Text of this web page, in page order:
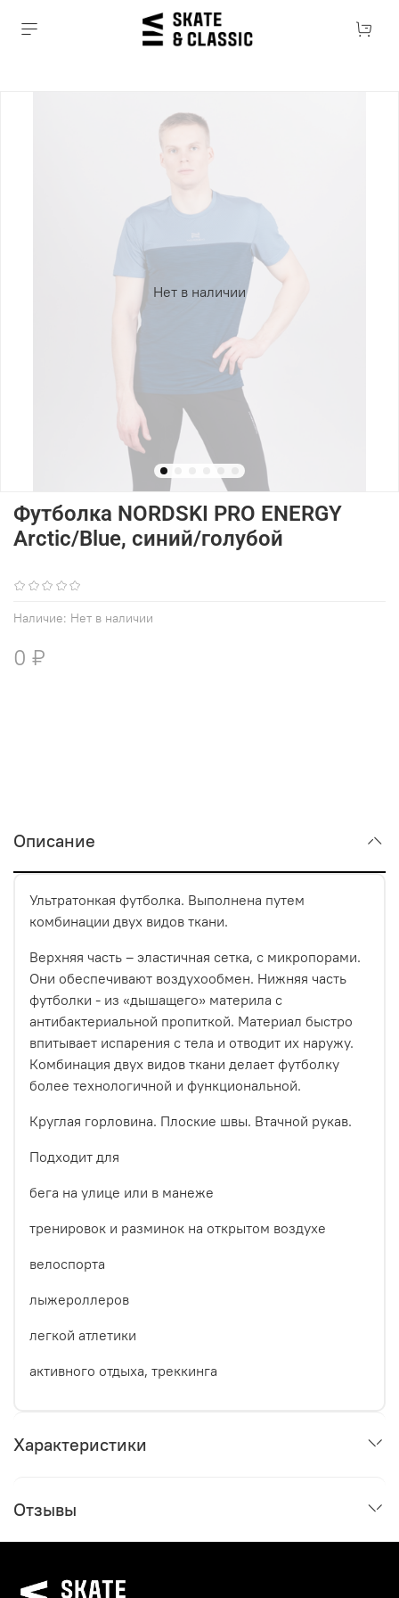
Нет в наличии
Наличие: Нет в наличии
Футболка NORDSKI PRO ENERGY
Arctic/Blue, синий/голубой
0 ₽
Описание
Ультратонкая футболка. Выполнена путем
комбинации двух видов ткани.
Верхняя часть – эластичная сетка, с микропорами.
Они обеспечивают воздухообмен. Нижняя часть
футболки - из «дышащего» материла с
антибактериальной пропиткой. Материал быстро
впитывает испарения с тела и отводит их наружу.
Комбинация двух видов ткани делает футболку
более технологичной и функциональной.
Круглая горловина. Плоские швы. Втачной рукав.
Подходит для
бега на улице или в манеже
тренировок и разминок на открытом воздухе
велоспорта
лыжероллеров
легкой атлетики
активного отдыха, треккинга
Характеристики
Отзывы